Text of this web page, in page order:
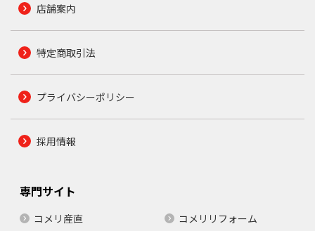
店舗案内
特定商取引法
プライバシーポリシー
採用情報
専門サイト
コメリ産直 コメリリフォーム